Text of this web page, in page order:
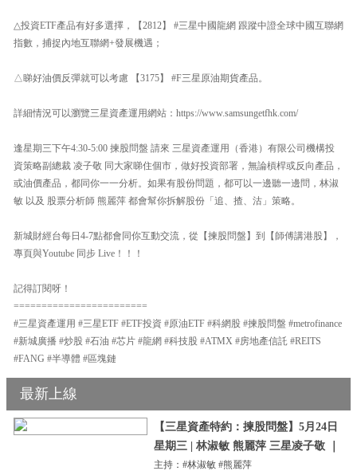
△投資ETF產品有好多選擇，【2812】 #三星中國龍網 跟蹤中證全球中國互聯網
指數，捕捉內地互聯網+發展機遇；
△睇好油價反彈就可以考慮 【3175】 #F三星原油期貨產品。
詳細情況可以瀏覽三星資產運用網站：https://www.samsungetfhk.com/
逢星期三下午4:30-5:00 揀股問盤 請來 三星資產運用（香港）有限公司機構投
資策略副總裁 凌子敬 同大家睇住個市，做好投資部署，無論槓桿或反向產品，
或油價產品，都同你一一分析。如果有股份問題，都可以一邊聽一邊問，林淑
敏 以及 股票分析師 熊麗萍 都會幫你拆解股份「追、揸、沽」策略。
新城財經台每日4-7點都會同你互動交流，從【揀股問盤】到【師傅講港股】，
專頁與Youtube 同步 Live！！！
記得訂閱呀！
========================
#三星資產運用 #三星ETF #ETF投資 #原油ETF #科網股 #揀股問盤 #metrofinance
#新城廣播 #炒股 #石油 #芯片 #龍網 #科技股 #ATMX #房地產信託 #REITS
#FANG #半導體 #區塊鏈
最新上線
【三星資產特約：揀股問盤】5月24日
星期三 | 林淑敏 熊麗萍 三星凌子敬 ｜
主持：#林淑敏 #熊麗萍